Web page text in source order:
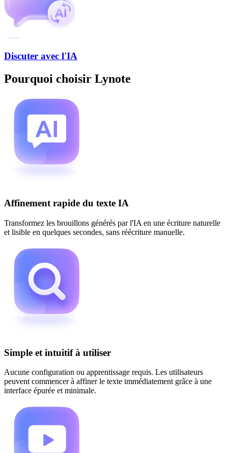
Discuter avec l'IA
Pourquoi choisir Lynote
Affinement rapide du texte IA
Transformez les brouillons générés par l'IA en une écriture naturelle
et lisible en quelques secondes, sans réécriture manuelle.
Simple et intuitif à utiliser
Aucune configuration ou apprentissage requis. Les utilisateurs
peuvent commencer à affiner le texte immédiatement grâce à une
interface épurée et minimale.